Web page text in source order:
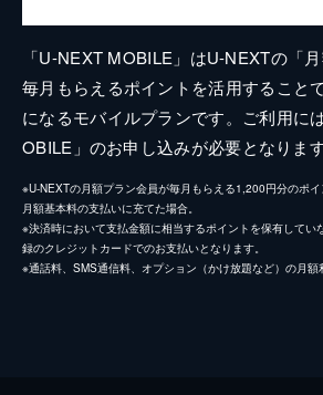
「U-NEXT MOBILE」はU-NEXTの「
毎月もらえるポイントを活用すること
になるモバイルプランです。ご利用に
OBILE」のお申し込みが必要となります
※U-NEXTの月額プラン会員が毎月もらえる1,200円分のポ
月額基本料の支払いに充てた場合。
※決済時において支払金額に相当するポイントを保有してい
録のクレジットカードでのお支払いとなります。
※通話料、SMS通信料、オプション（かけ放題など）の月額